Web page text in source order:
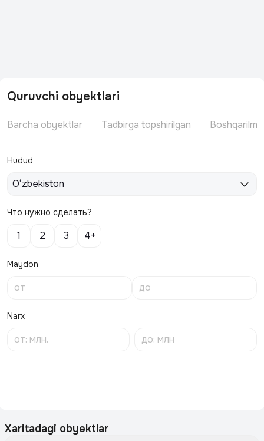
Quruvchi obyektlari
Barcha obyektlar Tadbirga topshirilgan
Hudud
O‘zbekiston
Что нужно сделать?
1 2 3 4+
Maydon
Narx
Xaritadagi obyektlar